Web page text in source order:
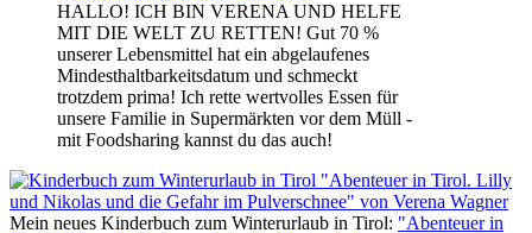
HALLO! ICH BIN VERENA UND HELFE
MIT DIE WELT ZU RETTEN! Gut 70 %
unserer Lebensmittel hat ein abgelaufenes
Mindesthaltbarkeitsdatum und schmeckt
trotzdem prima! Ich rette wertvolles Essen für
unsere Familie in Supermärkten vor dem Müll -
mit Foodsharing kannst du das auch!
Mein neues Kinderbuch zum Winterurlaub in Tirol: "Abenteuer in